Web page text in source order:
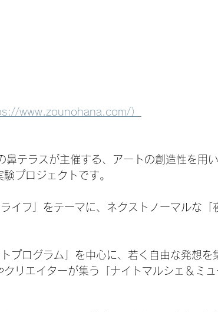
www.zounohana.com/）
鼻テラスが主催する、アートの創造性を用
プロジェクトです。
イフ」をテーマに、ネクストノーマルな「
プログラム」を中心に、若く自由な発想を
クリエイターが集う「ナイトマルシェ＆ミュ